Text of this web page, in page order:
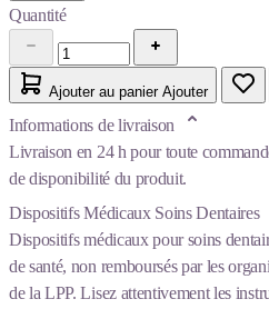
Quantité
Ajouter au panier Ajouter
Informations de livraison
Livraison en 24 h pour toute
de disponibilité du produit.
Dispositifs Médicaux Soins Dentaires
Dispositifs médicaux pour soins
de santé, non remboursés par les
de la LPP. Lisez attentivement les